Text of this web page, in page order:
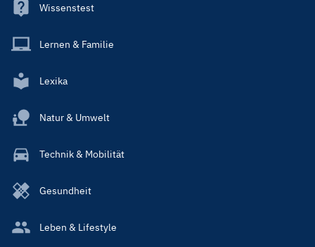
Wissenstest
Lernen & Familie
Lexika
Natur & Umwelt
Technik & Mobilität
Gesundheit
Leben & Lifestyle